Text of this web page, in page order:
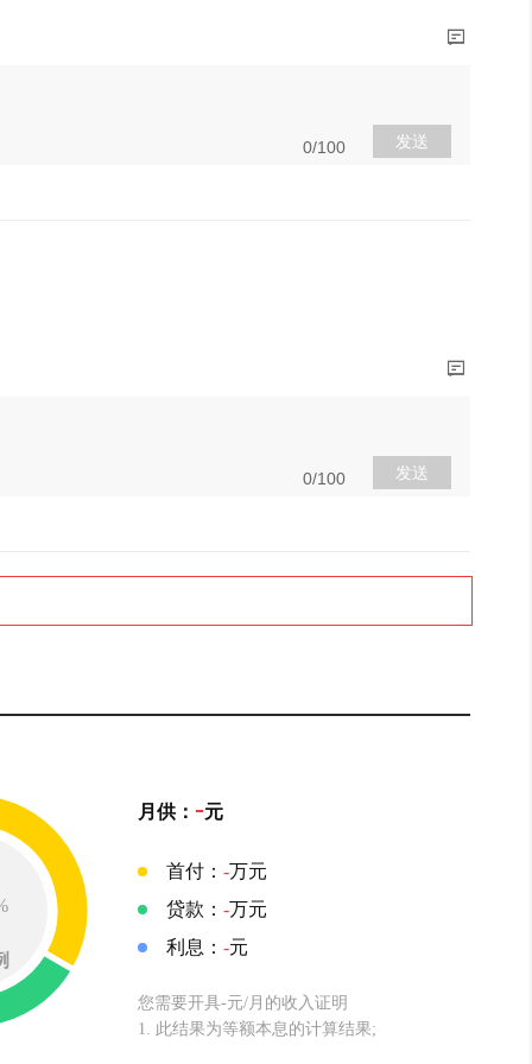
0/100 发送
0/100 发送
月供： -元
首付： -万元
贷款： -万元
利息： -元
您需要开具-元/月的收入证明
1. 此结果为等额本息的计算结果;